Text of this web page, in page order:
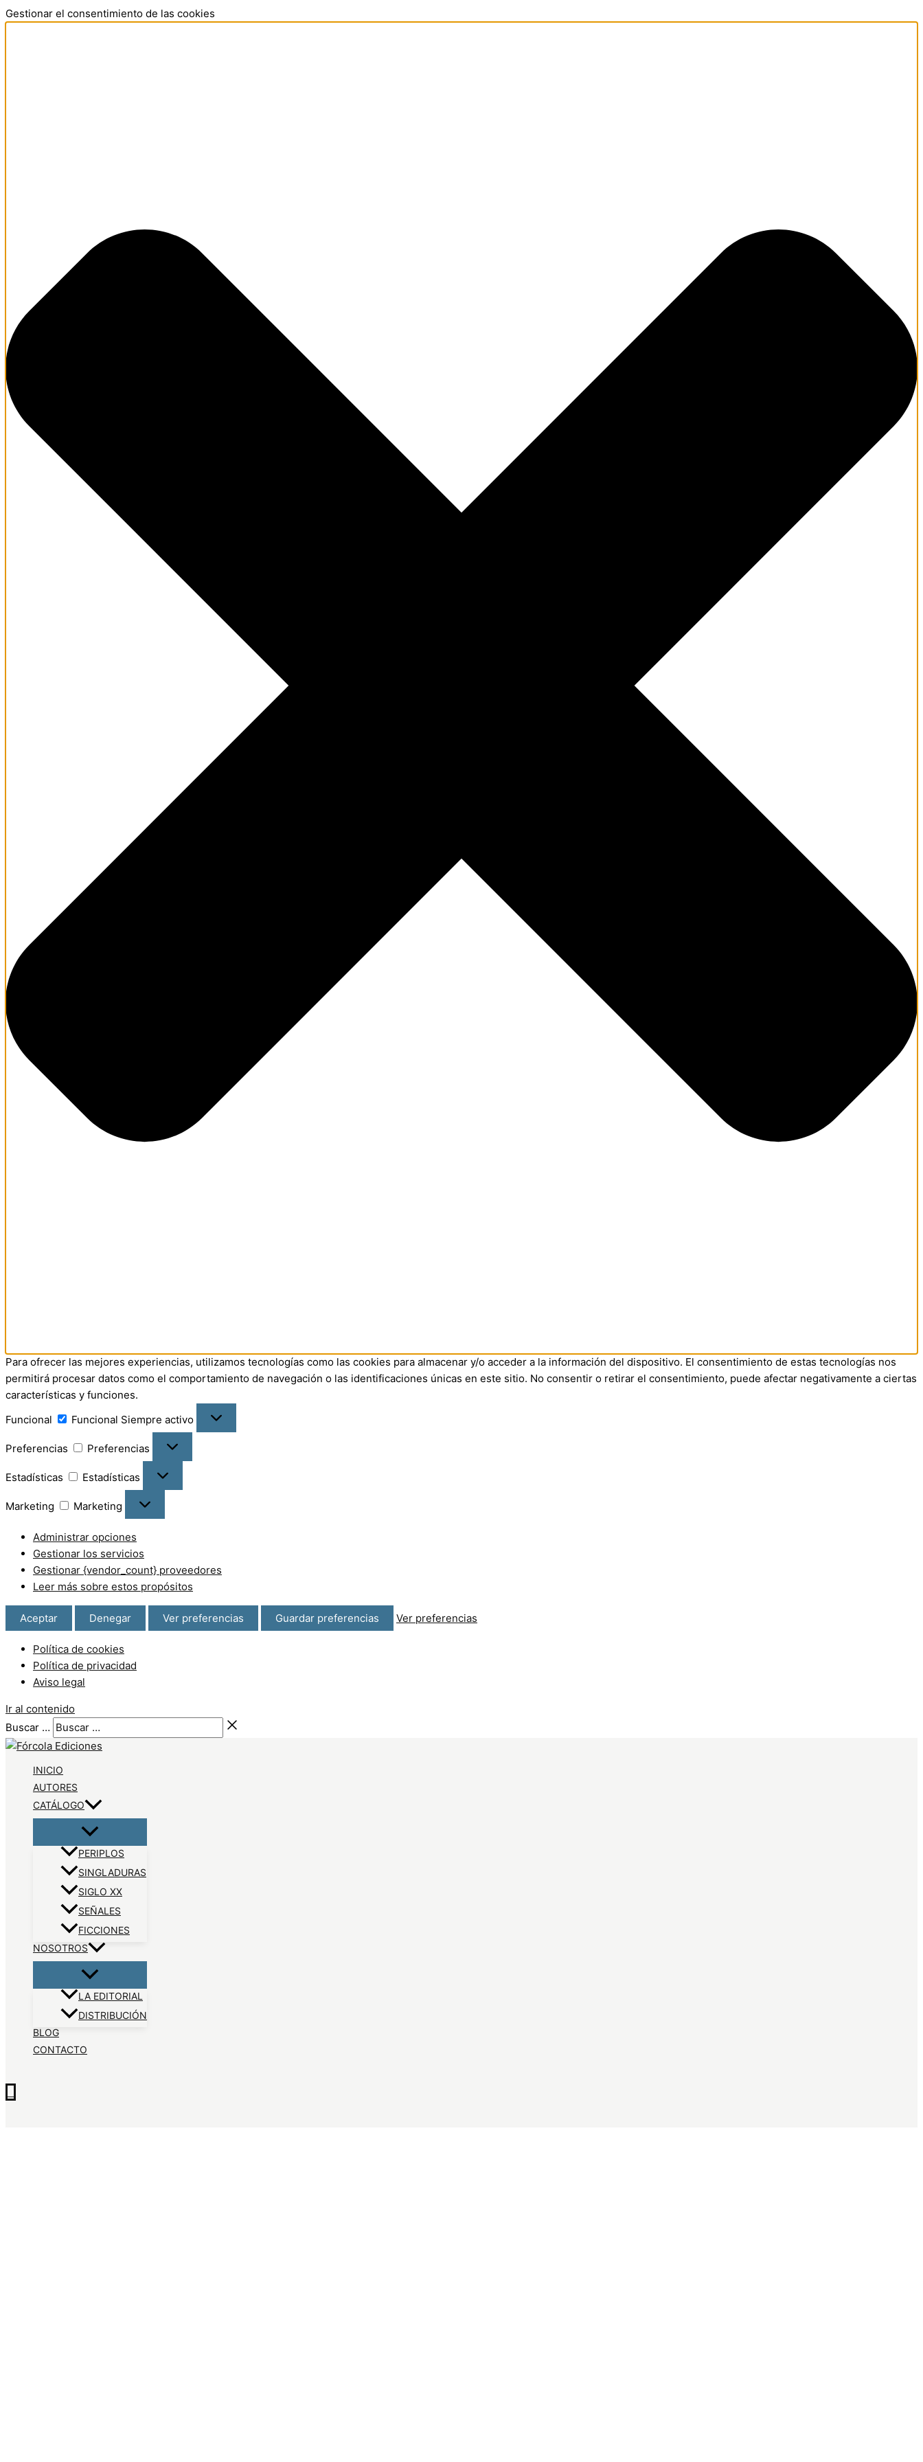
Gestionar el consentimiento de las cookies
Para ofrecer las mejores experiencias, utilizamos tecnologías como las cookies para almacenar y/o acceder a la información del dispositivo. El consentimiento de estas tecnologías nos
permitirá procesar datos como el comportamiento de navegación o las identificaciones únicas en este sitio. No consentir o retirar el consentimiento, puede afectar negativamente a ciertas
características y funciones.
Funcional
Funcional Siempre activo
Preferencias Preferencias
Estadísticas Estadísticas
Marketing Marketing
Administrar opciones
Gestionar los servicios
Gestionar {vendor_count} proveedores
Leer más sobre estos propósitos
Aceptar Denegar Ver preferencias Guardar preferencias Ver preferencias
Política de cookies
Política de privacidad
Aviso legal
Ir al contenido
Buscar …
INICIO
AUTORES
CATÁLOGO
PERIPLOS
SINGLADURAS
SIGLO XX
SEÑALES
FICCIONES
NOSOTROS
LA EDITORIAL
DISTRIBUCIÓN
BLOG
CONTACTO